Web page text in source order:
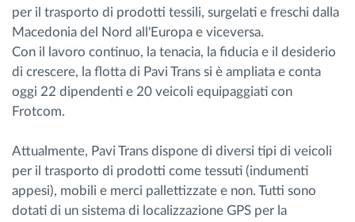
Scopri quanto risparmi
per il trasporto di prodotti tessili, surgelati e freschi dalla
Macedonia del Nord all'Europa e viceversa.
Con il lavoro continuo, la tenacia, la fiducia e il desiderio
di crescere, la flotta di Pavi Trans si è ampliata e conta
oggi 22 dipendenti e 20 veicoli equipaggiati con
Frotcom.
Attualmente, Pavi Trans dispone di diversi tipi di veicoli
per il trasporto di prodotti come tessuti (indumenti
appesi), mobili e merci pallettizzate e non. Tutti sono
dotati di un sistema di localizzazione GPS per la